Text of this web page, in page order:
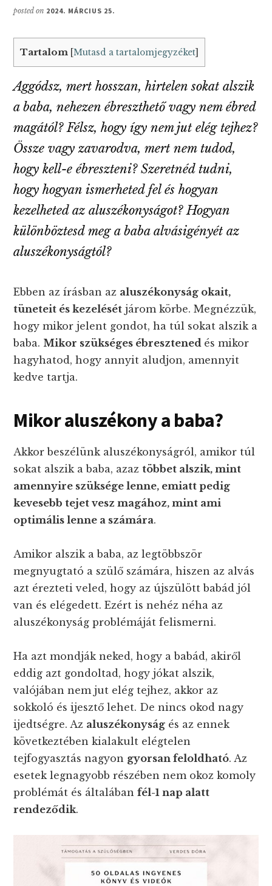
posted on 2024. MÁRCIUS 25.
Tartalom [Mutasd a tartalomjegyzéket
Aggódsz, mert hosszan, hirtelen sokat alszik
a baba, nehezen ébreszthető vagy nem ébred
magától? Félsz, hogy így nem jut elég tejhez?
Össze vagy zavarodva, mert nem tudod,
hogy kell-e ébreszteni? Szeretnéd tudni,
hogy hogyan ismerheted fel és hogyan
kezelheted az aluszékonyságot? Hogyan
különböztesd meg a baba alvásigényét az
aluszékonyságtól?
Ebben az írásban az aluszékonyság okait,
tüneteit és kezelését járom körbe. Megnézzük,
hogy mikor jelent gondot, ha túl sokat alszik a
baba. Mikor szükséges ébresztened és mikor
hagyhatod, hogy annyit aludjon, amennyit
kedve tartja.
Mikor aluszékony a baba?
Akkor beszélünk aluszékonyságról, amikor túl
sokat alszik a baba, azaztöbbet alszik, mint
amennyire szüksége lenne, emiatt pedig
kevesebb tejet vesz magához, mint ami
optimális lenne a számára.
Amikor alszik a baba, az legtöbbször
megnyugtató a szülő számára, hiszen az alvás
azt érezteti veled, hogy az újszülött babád jól
van és elégedett. Ezért is nehéz néha az
aluszékonyság problémáját felismerni.
Ha azt mondják neked, hogy a babád, akiről
eddig azt gondoltad, hogy jókat alszik,
valójában nem jut elég tejhez, akkor az
sokkoló és ijesztő lehet. De nincs okod nagy
ijedtségre. Az aluszékonyság és az ennek
következtében kialakult elégtelen
tejfogyasztás nagyon gyorsan feloldható. Az
esetek legnagyobb részében nem okoz komoly
problémát és általábanfél-1 nap alatt
rendeződik.